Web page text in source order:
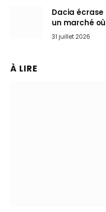
Dacia
un marché
31 juillet 2026
À LIRE